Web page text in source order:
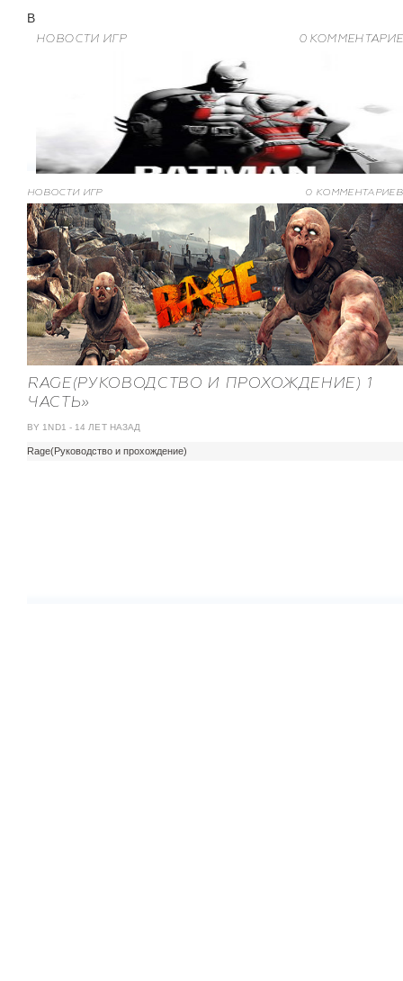
В
НОВОСТИ ИГР 0
ПРОХОЖДЕНИЕ ИГРЫ BATMAN:
ARKHAM CITY»
BY 1ND1-14 ЛЕТ НАЗАД
Прохождение игры Batman: Arkham City
НОВОСТИ ИГР 0 КОММЕНТАРИЕВ
RAGE(РУКОВОДСТВО И ПРОХОЖДЕНИЕ) 1
ЧАСТЬ»
BY 1ND1 - 14 ЛЕТ НАЗАД
Rage(Руководство и прохождение)